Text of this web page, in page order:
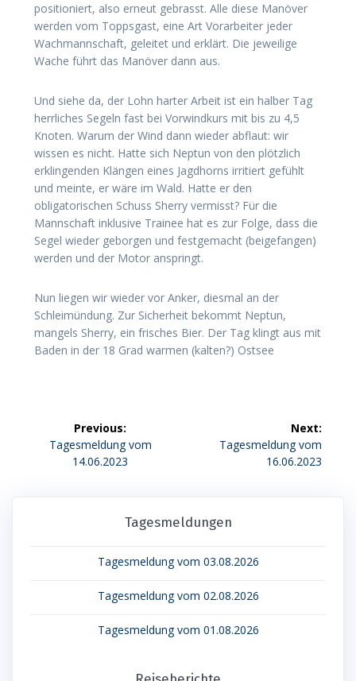
positioniert, also erneut gebrasst. Alle diese Manöver
werden vom Toppsgast, eine Art Vorarbeiter jeder
Wachmannschaft, geleitet und erklärt. Die jeweilige
Wache führt das Manöver dann aus.
Und siehe da, der Lohn harter Arbeit ist ein halber Tag
herrliches Segeln fast bei Vorwindkurs mit bis zu 4,5
Knoten. Warum der Wind dann wieder abflaut: wir
wissen es nicht. Hatte sich Neptun von den plötzlich
erklingenden Klängen eines Jagdhorns irritiert gefühlt
und meinte, er wäre im Wald. Hatte er den
obligatorischen Schuss Sherry vermisst? Für die
Mannschaft inklusive Trainee hat es zur Folge, dass die
Segel wieder geborgen und festgemacht (beigefangen)
werden und der Motor anspringt.
Nun liegen wir wieder vor Anker, diesmal an der
Schleimündung. Zur Sicherheit bekommt Neptun,
mangels Sherry, ein frisches Bier. Der Tag klingt aus mit
Baden in der 18 Grad warmen (kalten?) Ostsee
Beitragsnavigation
Previous:
Previous
post:
Tagesmeldung vom
14.06.2023
Next:
Next
Tagesmeldung vom
16.06.2023
Tagesmeldungen
Tagesmeldung vom 03.08.2026
Tagesmeldung vom 02.08.2026
Tagesmeldung vom 01.08.2026